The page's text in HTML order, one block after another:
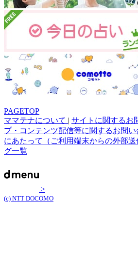
PAGETOP
ママテナについて | サイトに関するお
プ・コンテンツ配信等に関するお問い
にあたって（ご利用端末からの外部送
グ一覧
>
(c) NTT DOCOMO